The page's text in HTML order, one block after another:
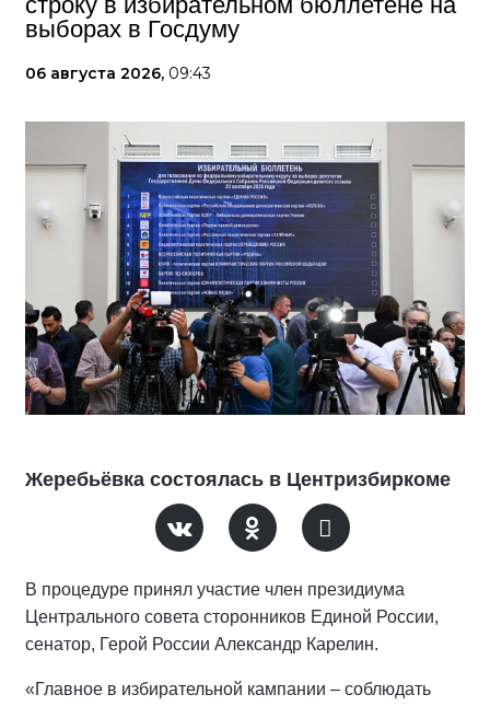
выборах в Госдуму
06 августа 2026, 09:43
Жеребьёвка состоялась в Центризбиркоме
В процедуре принял участие член президиума
Центрального совета сторонников Единой России,
сенатор, Герой России Александр Карелин.
«Главное в избирательной кампании – соблюдать